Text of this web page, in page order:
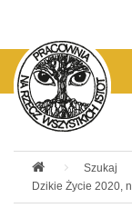
Kategorie
Szukaj
Dzikie Życie 2020,